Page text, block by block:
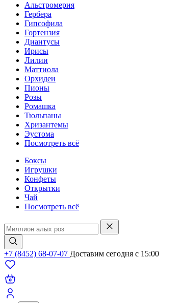
Альстромерия
Гербера
Гипсофила
Гортензия
Диантусы
Ирисы
Лилии
Маттиола
Орхидеи
Пионы
Розы
Ромашка
Тюльпаны
Хризантемы
Эустома
Посмотреть всё
Боксы
Игрушки
Конфеты
Открытки
Чай
Посмотреть всё
+7 (8452) 68-07-07 Доставим сегодня c 15:00